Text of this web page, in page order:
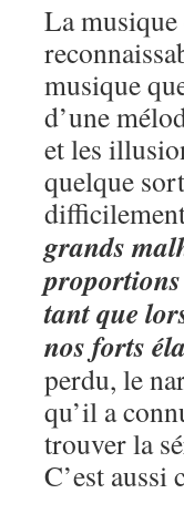
La musique
musique
d’une
et les
quelque
grands
tant que
nos forts
perdu, le
qu’il a
trouver la
C’est aussi